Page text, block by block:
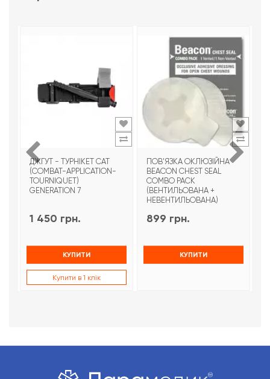
ДЖГУТ - ТУРНІКЕТ CAT
(COMBAT-APPLICATION-
TOURNIQUET)
GENERATION 7
1 450 грн.
КУПИТИ
Купити в 1 клік
ПОВ'ЯЗКА ОКЛЮЗІЙНА
BEACON CHEST SEAL
COMBO PACK
(ВЕНТИЛЬОВАНА +
НЕВЕНТИЛЬОВАНА)
899 грн.
КУПИТИ